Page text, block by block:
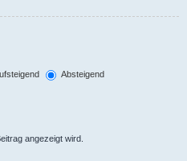
Absteigend
angezeigt wird.